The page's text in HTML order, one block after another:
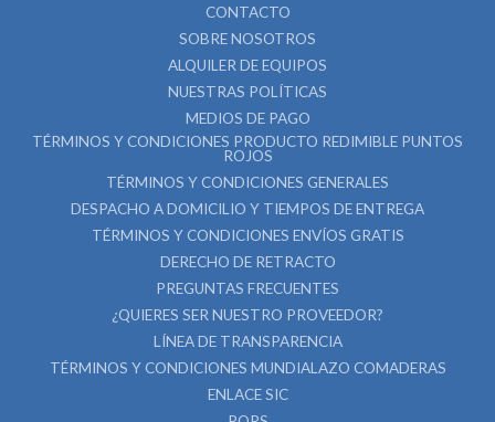
CONTACTO
SOBRE NOSOTROS
ALQUILER DE EQUIPOS
NUESTRAS POLÍTICAS
MEDIOS DE PAGO
TÉRMINOS Y CONDICIONES PRODUCTO REDIMIBLE PUNTOS
ROJOS
TÉRMINOS Y CONDICIONES GENERALES
DESPACHO A DOMICILIO Y TIEMPOS DE ENTREGA
TÉRMINOS Y CONDICIONES ENVÍOS GRATIS
DERECHO DE RETRACTO
PREGUNTAS FRECUENTES
¿QUIERES SER NUESTRO PROVEEDOR?
LÍNEA DE TRANSPARENCIA
TÉRMINOS Y CONDICIONES MUNDIALAZO COMADERAS
ENLACE SIC